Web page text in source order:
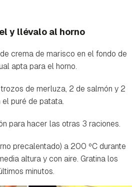
y llévalo al horno
crema de marisco en el fondo de
apta para el horno.
de merluza, 2 de salmón y 2
el puré de patata.
para hacer las otras 3 raciones.
precalentado) a 200 ºC durante
altura y con aire. Gratina los
minutos.